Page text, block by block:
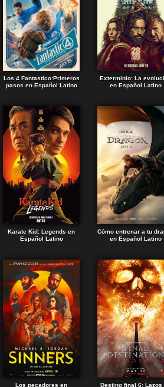
Los 4 Fantastico:Primeros
pasos en Español Latino
Exterminio: La
en Español Latino
Karate Kid: Legends en
Español Latino
Cómo entrenar a tu
en Español Latino
Los pecadores en
Destino final 6: Lazos